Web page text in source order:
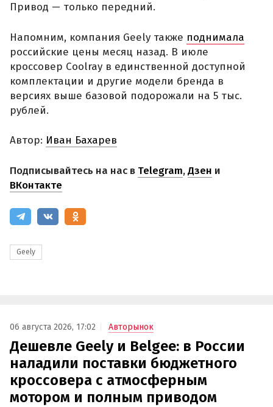
Привод — только передний.
Напомним, компания Geely также поднимала
российские цены месяц назад. В июле
кроссовер Coolray в единственной доступной
комплектации и другие модели бренда в
версиях выше базовой подорожали на 5 тыс.
рублей.
Автор: Иван Бахарев
Подписывайтесь на нас в Telegram,Дзен и
ВКонтакте
Geely
06 августа 2026, 17:02 Авторынок
Дешевле Geely и Belgee: в России
наладили поставки бюджетного
кроссовера с атмосферным
мотором и полным приводом